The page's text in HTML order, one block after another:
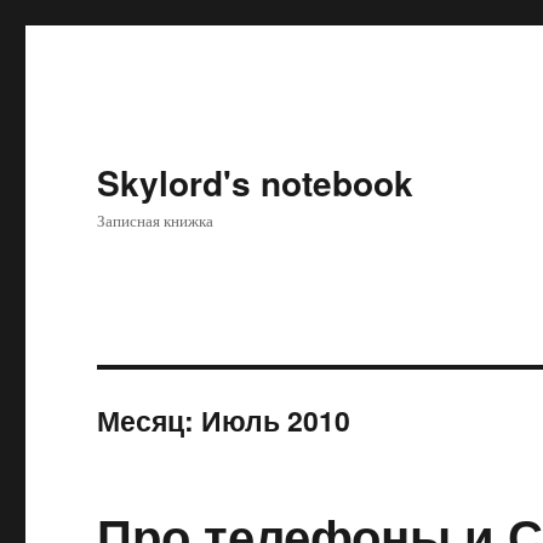
Skylord's notebook
Записная книжка
Месяц: Июль 2010